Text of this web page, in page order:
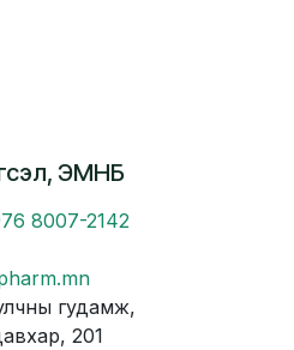
ЭМНБ
8007-2142
гудамж,
201